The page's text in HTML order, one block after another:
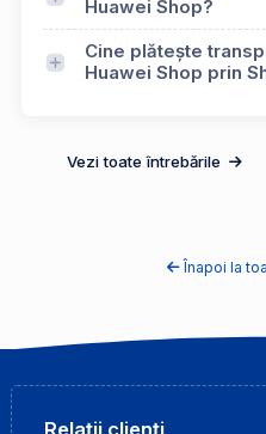
Huawei Shop?
Cine plătește
Huawei Shop prin
Vezi toate întrebările
Înapoi la
Relații clienți